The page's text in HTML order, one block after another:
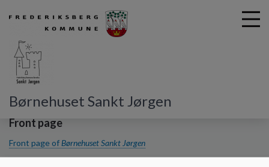
h
Børnehuset Sankt Jørgen
Front page
Front page of Børnehuset Sankt Jørgen